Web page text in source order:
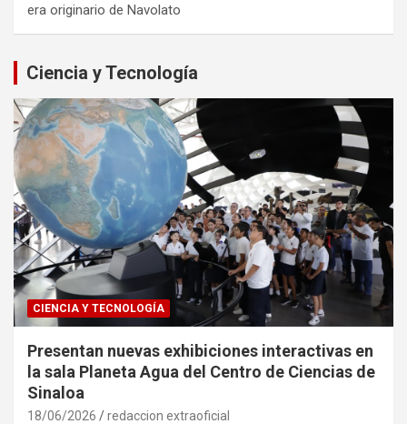
era originario de Navolato
Ciencia y Tecnología
CIENCIA Y TECNOLOGÍA
Presentan nuevas exhibiciones interactivas en
la sala Planeta Agua del Centro de Ciencias de
Sinaloa
18/06/2026 redaccion extraoficial